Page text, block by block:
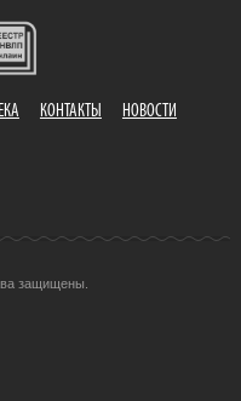
КОНТАКТЫ НОВОСТИ
защищены.